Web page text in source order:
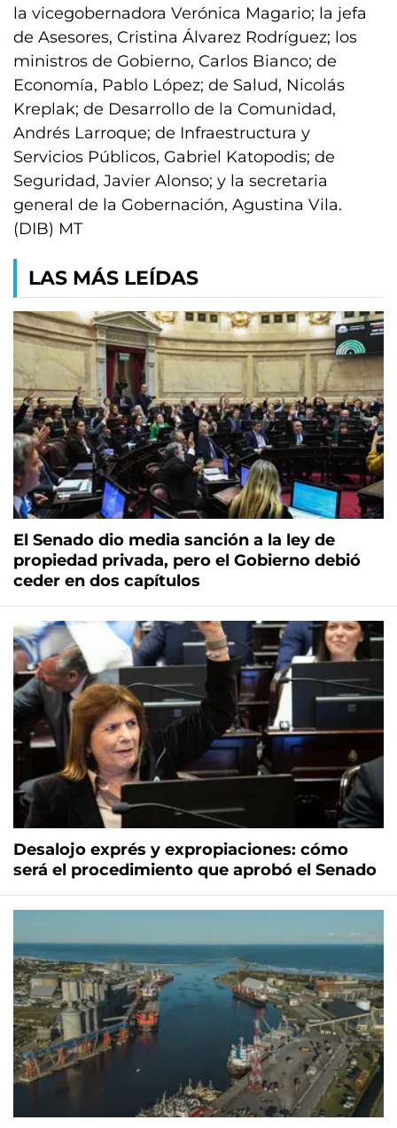
la vicegobernadora Verónica Magario; la jefa
de Asesores, Cristina Álvarez Rodríguez; los
ministros de Gobierno, Carlos Bianco; de
Economía, Pablo López; de Salud, Nicolás
Kreplak; de Desarrollo de la Comunidad,
Andrés Larroque; de Infraestructura y
Servicios Públicos, Gabriel Katopodis; de
Seguridad, Javier Alonso; y la secretaria
general de la Gobernación, Agustina Vila.
(DIB) MT
LAS MÁS LEÍDAS
El Senado dio media sanción a la ley de
propiedad privada, pero el Gobierno debió
ceder en dos capítulos
Desalojo exprés y expropiaciones: cómo
será el procedimiento que aprobó el Senado